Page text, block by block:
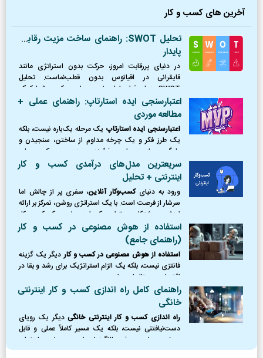
آخرین های کسب و کار
تحلیل SWOT: راهنمای ساخت مزیت رقابتی
پایدار
در دنیای پررقابت امروز، حرکت بدون استراتژی مانند
قایقرانی در اقیانوس بدون قطب‌نماست. تحلیل
SWOT همان قطب‌نمای ضروری است که به شما کمک
می‌کند موقعیت دقیق خود را بشناسید، از طوفان‌ها
(تهدیدها) دوری کنید،
اعتبارسنجی ایده استارتاپ: راهنمای عملی +
مطالعه موردی
اعتبارسنجی ایده استارتاپ یک مرحله یک‌باره نیست، بلکه
یک طرز فکر و یک چرخه مداوم از ساختن، سنجیدن و
یادگیری است. این فرآیند، مرز بین یک رویای
شکست‌خورده و یک کسب‌وکار موفق را ترسیم می‌کند.
سریعترین مدل‌های درآمدی کسب و کار
اینترنتی + تحلیل
ورود به دنیایکسب‌وکار آنلاین، سفری پر از چالش اما
سرشار از فرصت است. با یک استراتژی روشن، تمرکز بر ارائه
ارزش و پشتکار، می‌توان یک ایده را به یک کسب‌وکار
پایدار و سودآور تبدیل کرد.
استفاده از هوش مصنوعی در کسب و کار
(راهنمای جامع)
استفاده از هوش مصنوعی در کسب و کاردیگر یک گزینه
فانتزی نیست، بلکه یک الزام استراتژیک برای رشد و بقا در
اقتصاد دیجیتال امروز است.
راهنمای کامل راه اندازی کسب و کار اینترنتی
خانگی
راه اندازی کسب و کار اینترنتی خانگیدیگر یک رویای
دست‌نیافتنی نیست، بلکه یک مسیر کاملاً عملی و قابل
دسترس برای هر فرد باانگیزه‌ای است. در این راهنمای
جامع، نقشه راه کاملی از نقطه صفر را ترسیم کردیم؛